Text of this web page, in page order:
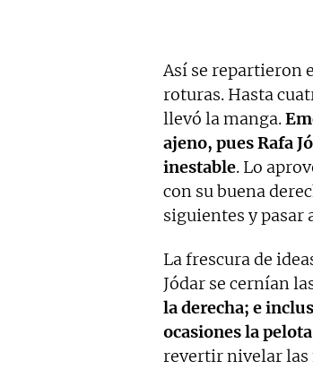
Así se repartieron
roturas. Hasta
llevó la manga.
ajeno, pues Rafa
inestable. Lo
con su buena
siguientes y pasar
La frescura de
Jódar se cernían
la derecha; e
ocasiones la
revertir nivelar las